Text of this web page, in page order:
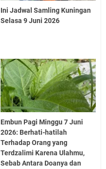
Ini Jadwal Samling Kuningan
Selasa 9 Juni 2026
Embun Pagi Minggu 7 Juni
2026: Berhati-hatilah
Terhadap Orang yang
Terdzalimi Karena Ulahmu,
Sebab Antara Doanya dan